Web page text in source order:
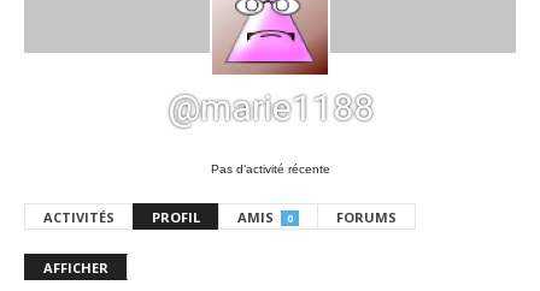
@marie1188
Pas d’activité récente
ACTIVITÉS PROFIL AMIS 0 FORUMS
AFFICHER